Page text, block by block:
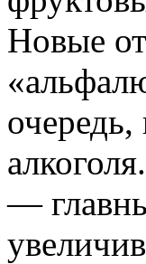
Новые
очередь,
—